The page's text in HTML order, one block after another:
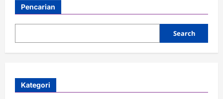
Pencarian
Search
Kategori